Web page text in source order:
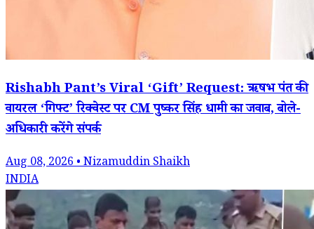
Rishabh Pant’s Viral ‘Gift’ Request: ऋषभ पंत की
वायरल ‘गिफ्ट’ रिक्वेस्ट पर CM पुष्कर सिंह धामी का जवाब, बोले-
अधिकारी करेंगे संपर्क
Aug 08, 2026 • Nizamuddin Shaikh
INDIA